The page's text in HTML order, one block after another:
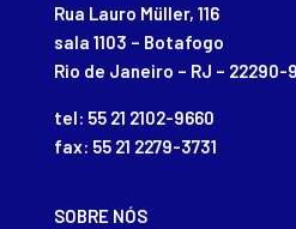
Rua Lauro Müller, 116
sala 1103 – Botafogo
Rio de Janeiro – RJ – 22290-
tel: 55 21 2102-9660
fax: 55 21 2279-3731
SOBRE NÓS